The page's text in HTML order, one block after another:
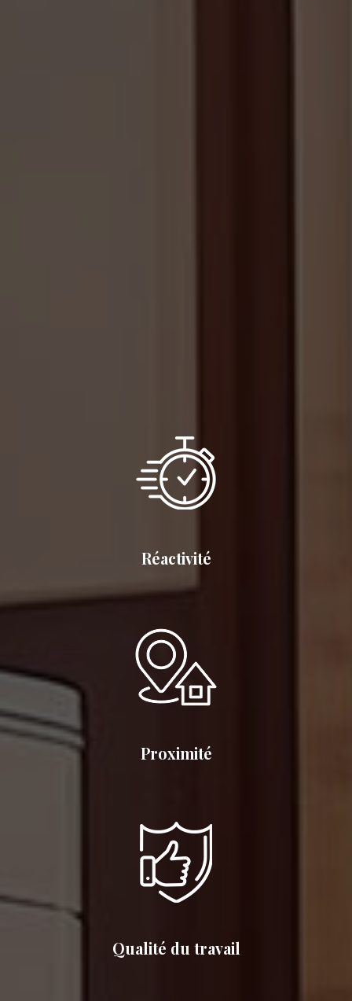
Réactivité
Proximité
Qualité du travail